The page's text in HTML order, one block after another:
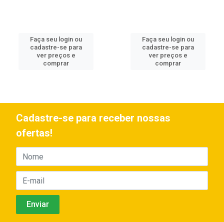
Faça seu login ou
cadastre-se para
ver preços e
comprar
Faça seu login ou
cadastre-se para
ver preços e
comprar
Cadastre-se para receber nossas
ofertas!